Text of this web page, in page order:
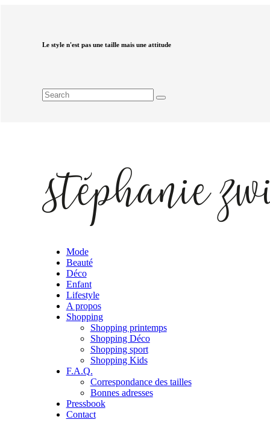
Le style n'est pas une taille mais une attitude
Mode
Beauté
Déco
Enfant
Lifestyle
A propos
Shopping
Shopping printemps
Shopping Déco
Shopping sport
Shopping Kids
F.A.Q.
Correspondance des tailles
Bonnes adresses
Pressbook
Contact